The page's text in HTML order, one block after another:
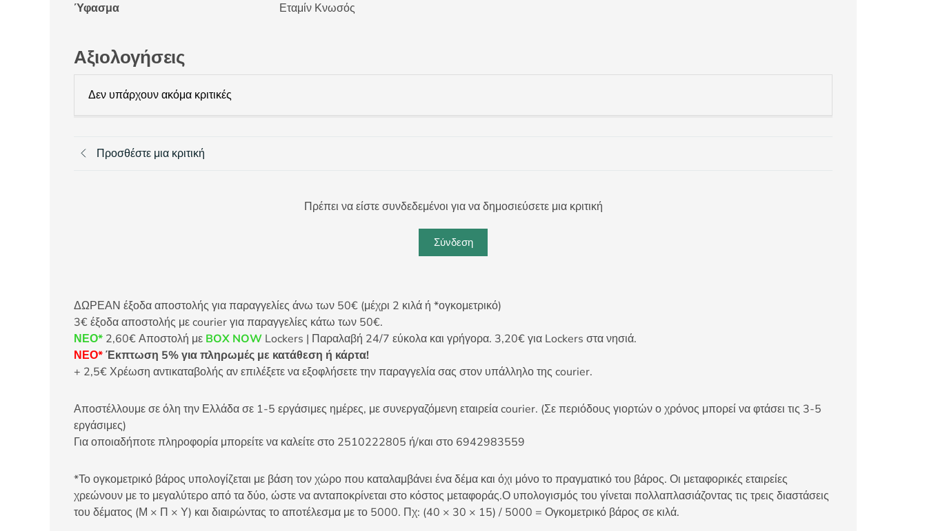
Ύφασμα
Εταμίν Κνωσός
Αξιολογήσεις
Δεν υπάρχουν ακόμα κριτικές
Προσθέστε μια κριτική
Πρέπει να είστε συνδεδεμένοι για να δημοσιεύσετε μια κριτική
Σύνδεση
ΔΩΡΕΑΝ έξοδα αποστολής για παραγγελίες άνω των 50€ (μέχρι 2 κιλά ή *ογκομετρικό)
3€ έξοδα αποστολής με courier για παραγγελίες κάτω των 50€.
ΝΕΟ* 2,60€ Αποστολή με BOX NOW Lockers | Παραλαβή 24/7 εύκολα και γρήγορα. 3,20€ για Lockers στα νησιά.
ΝΕΟ*Έκπτωση 5% για πληρωμές με κατάθεση ή κάρτα!
+ 2,5€ Χρέωση αντικαταβολής αν επιλέξετε να εξοφλήσετε την παραγγελία σας στον υπάλληλο της courier.
Αποστέλλουμε σε όλη την Ελλάδα σε 1-5 εργάσιμες ημέρες, με συνεργαζόμενη εταιρεία courier. (Σε περιόδους γιορτών ο χρόνος μπορεί να φτάσει τις 3-5
εργάσιμες)
Για οποιαδήποτε πληροφορία μπορείτε να καλείτε στο 2510222805 ή/και στο 6942983559
*Το ογκομετρικό βάρος υπολογίζεται με βάση τον χώρο που καταλαμβάνει ένα δέμα και όχι μόνο το πραγματικό του βάρος. Οι μεταφορικές εταιρείες
χρεώνουν με το μεγαλύτερο από τα δύο, ώστε να ανταποκρίνεται στο κόστος μεταφοράς.Ο υπολογισμός του γίνεται πολλαπλασιάζοντας τις τρεις διαστάσεις
του δέματος (Μ × Π × Υ) και διαιρώντας το αποτέλεσμα με το 5000. Πχ: (40 × 30 × 15) / 5000 = Ογκομετρικό βάρος σε κιλά.